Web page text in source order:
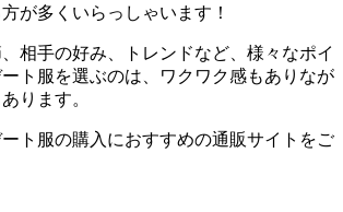
が多くいらっしゃいます！
相手の好み、トレンドなど、様々なポイ
ト服を選ぶのは、ワクワク感もありなが
ります。
ト服の購入におすすめの通販サイトをご